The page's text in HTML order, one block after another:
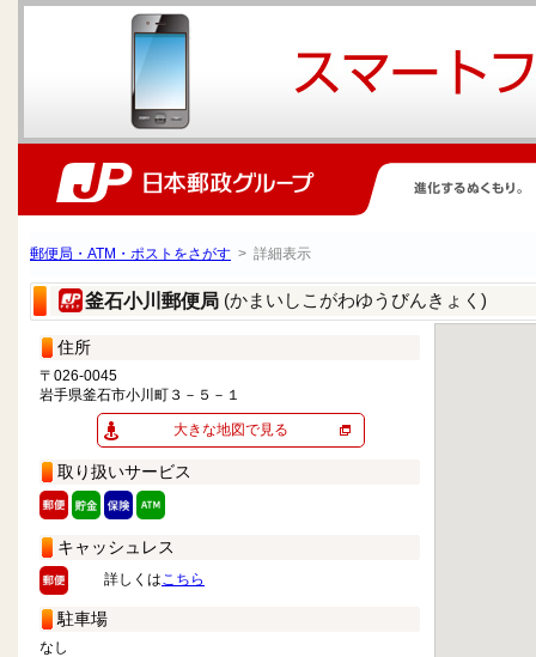
郵便局・ATM・ポストをさがす > 詳細表示
釜石小川郵便局 (かまいしこがわゆうびんきょく)
住所
〒026-0045
岩手県釜石市小川町３－５－１
大きな地図で見る
取り扱いサービス
キャッシュレス
詳しくはこちら
駐車場
なし